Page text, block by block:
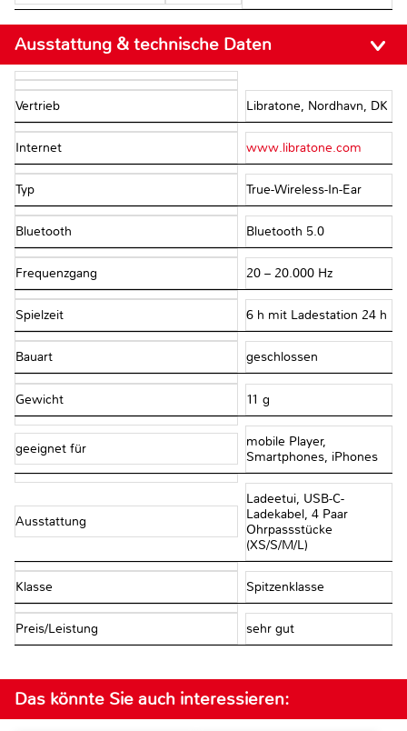
Ausstattung & technische Daten
Vertrieb Libratone, Nordhavn, DK
Internet www.libratone.com
Typ True-Wireless-In-Ear
Bluetooth Bluetooth 5.0
Frequenzgang 20 – 20.000 Hz
Spielzeit 6 h mit Ladestation 24 h
Bauart geschlossen
Gewicht 11 g
geeignet für
mobile Player,
Smartphones, iPhones
Ausstattung
Ladeetui, USB-C-
Ladekabel, 4 Paar
Ohrpassstücke
(XS/S/M/L)
Klasse Spitzenklasse
Preis/Leistung sehr gut
Das könnte Sie auch interessieren: